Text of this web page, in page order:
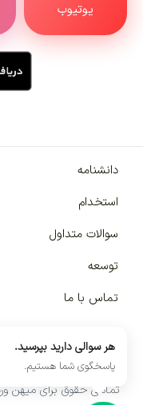
یوتیوب
دانشنامه
استخدام
سوالات متداول
توسعه
تماس با ما
تمامی حقوق برای میهن
هر سوالی دارید بپرسید.
پاسخگوی شما هستیم.